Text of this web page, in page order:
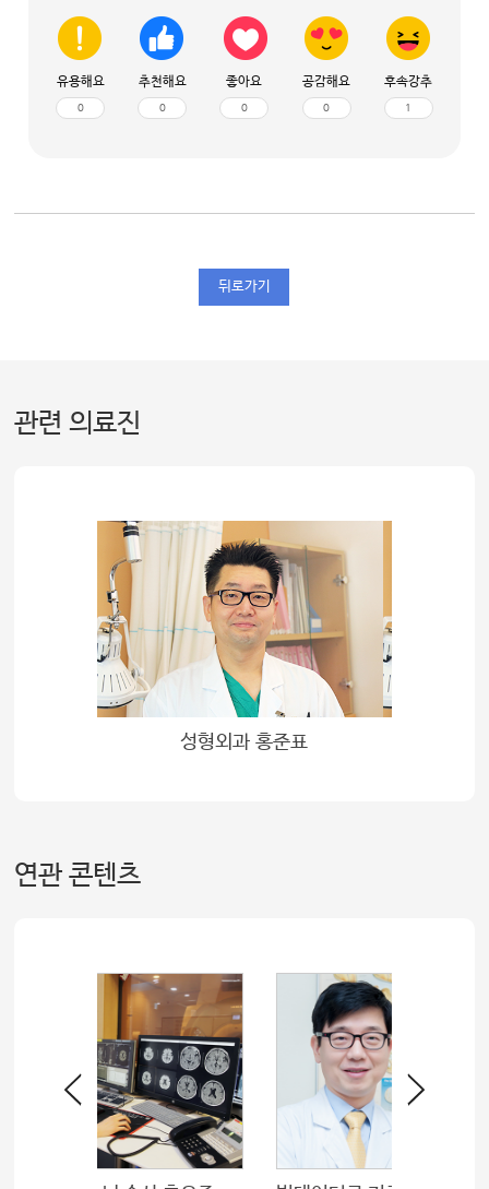
유용해요
0
추천해요
0
좋아요
0
공감해요
0
후속강추
1
뒤로가기
관련 의료진
성형외과 홍준표
연관 콘텐츠